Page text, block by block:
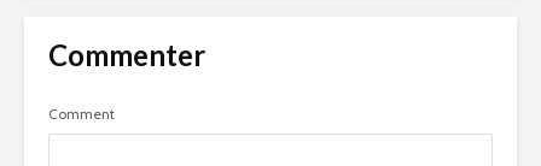
Commenter
Comment